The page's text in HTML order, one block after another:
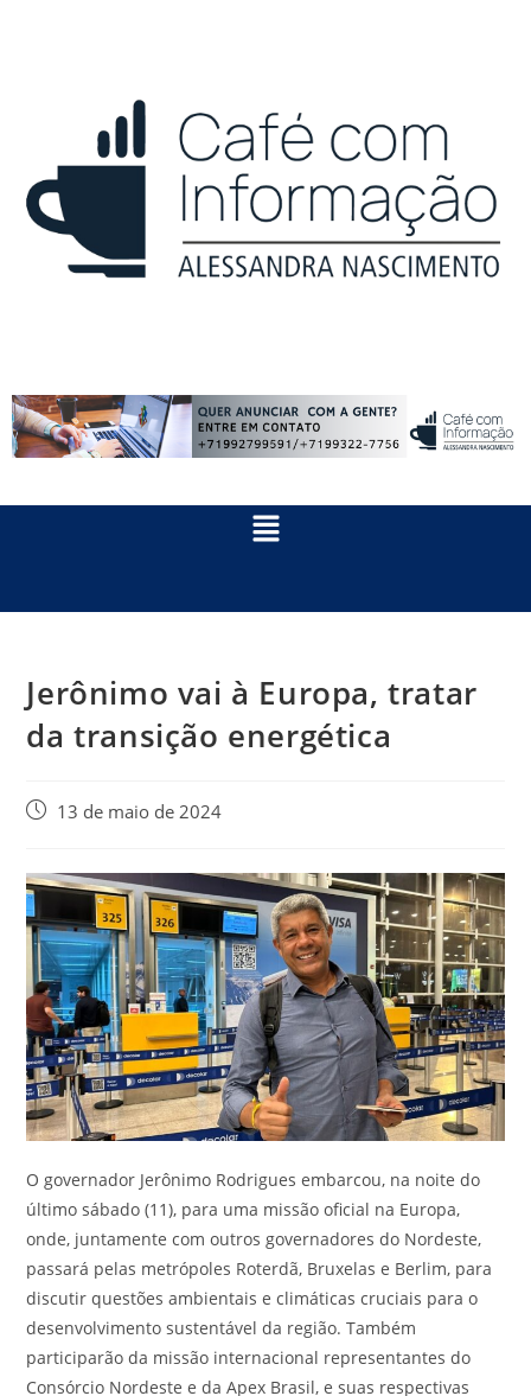
Jerônimo vai à Europa, tratar
da transição energética
13 de maio de 2024
O governador Jerônimo Rodrigues embarcou, na noite do
último sábado (11), para uma missão oficial na Europa,
onde, juntamente com outros governadores do Nordeste,
passará pelas metrópoles Roterdã, Bruxelas e Berlim, para
discutir questões ambientais e climáticas cruciais para o
desenvolvimento sustentável da região. Também
participarão da missão internacional representantes do
Consórcio Nordeste e da Apex Brasil, e suas respectivas